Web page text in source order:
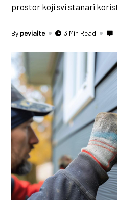
prostor koji svi stanari
By pevialte 3 Min Read